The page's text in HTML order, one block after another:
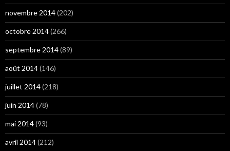
novembre 2014(202)
octobre 2014(266)
septembre 2014(89)
août 2014(146)
juillet 2014(218)
juin 2014(78)
mai 2014(93)
avril 2014(212)